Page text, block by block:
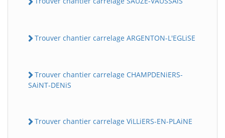
Trouver chantier carrelage ARGENTON-L'EGLiSE
Trouver chantier carrelage CHAMPDENiERS-
SAiNT-DENiS
Trouver chantier carrelage ViLLiERS-EN-PLAiNE